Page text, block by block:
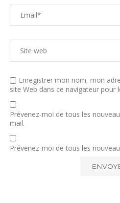
Enregistrer mon nom, mon
site Web dans ce navigateur pour
Prévenez-moi de tous les
mail.
Prévenez-moi de tous les